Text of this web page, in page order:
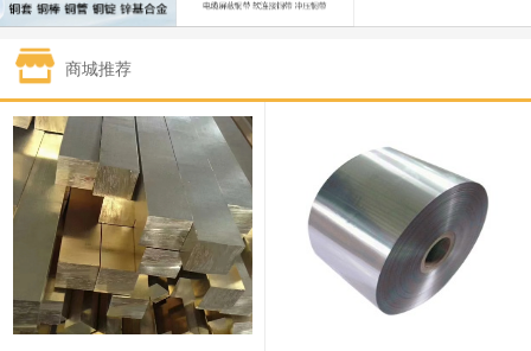
1#白银 15,170—15,180 15,175 615
钯金
1#钴 331,000—351,000
1#锑 88,000—94,000 91,000
2#锑 84,000—90,000 87,000 0
1#镁 17,000—18,000 17,500
1#电解锰(99.7%袋装) 17,900—18,100 18,000
商城推荐